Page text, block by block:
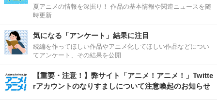
夏アニメの情報を深掘り！ 作品の基本情報や関連ニュースを随
時更新
気になる「アンケート」結果に注目
続編を作ってほしい作品やアニメ化してほしい作品などについ
てアンケート、その結果を公開
【重要・注意！】弊サイト「アニメ！アニメ！」Twitte
rアカウントのなりすましについて注意喚起のお知らせ